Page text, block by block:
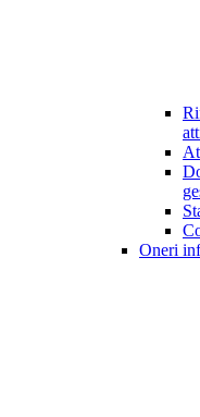
Oneri